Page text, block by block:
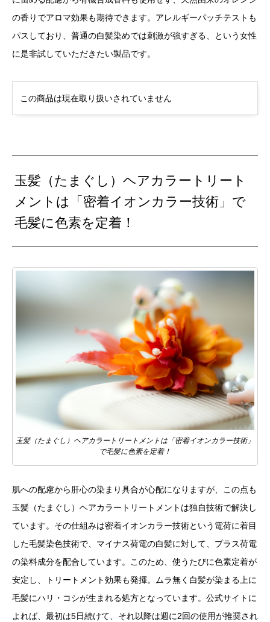
の香りでアロマ効果も期待できます。アレルギーパッチテストも
パスしており、普通の白髪染めでは刺激が強すぎる、という女性
に是非試していただきたい製品です。
この商品は現在取り扱いされていません
玉髪（たまぐし）ヘアカラートリート
メントは「密着イオンカラー技術」で
毛髪に色素を定着！
玉髪（たまぐし）ヘアカラートリートメントは「密着イオンカラー技術」
で毛髪に色素を定着！
肌への配慮から肝心の染まり具合が心配になりますが、この点も
玉髪（たまぐし）ヘアカラートリートメントは独自技術で解決し
ています。その仕組みは密着イオンカラー技術という電荷に着目
した毛髪染色技術で、マイナス荷電の白髪に対して、プラス荷電
の染料成分を配合しています。このため、使うたびに色素定着が
安定し、トリートメント効果も発揮。ムラ無く白髪が染まる上に
毛髪にハリ・コシが生まれる処方となっています。公式サイトに
よれば、最初は5日続けて、それ以降は週に2回の使用が推奨され